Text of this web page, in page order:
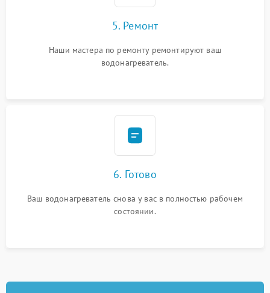
5. Ремонт
Наши мастера по ремонту ремонтируют ваш
водонагреватель.
6. Готово
Ваш водонагреватель снова у вас в полностью рабочем
состоянии.